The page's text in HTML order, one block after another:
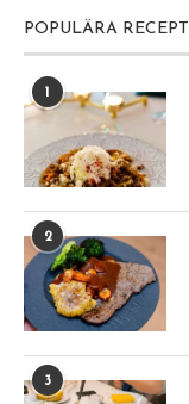
POPULÄRA RECEPT
2
3